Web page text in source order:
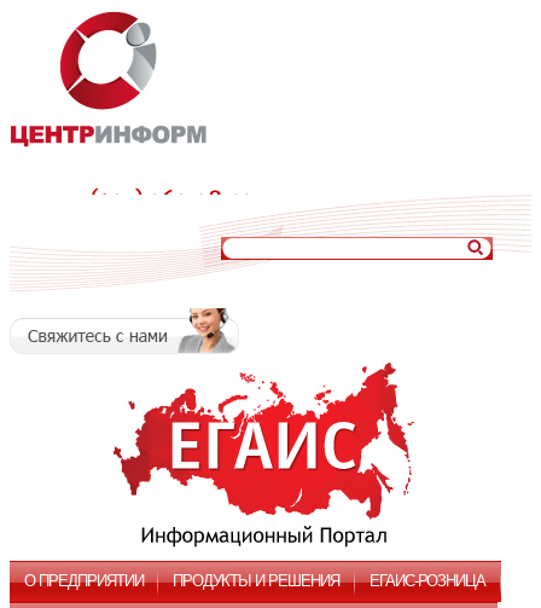
О ПРЕДПРИЯТИИ ПРОДУКТЫ И РЕШЕНИЯ ЕГАИС-РОЗНИЦА